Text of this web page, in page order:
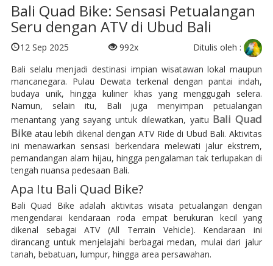
Bali Quad Bike: Sensasi Petualangan
Seru dengan ATV di Ubud Bali
12 Sep 2025 992x
Ditulis oleh :
Bali selalu menjadi destinasi impian wisatawan lokal maupun
mancanegara. Pulau Dewata terkenal dengan pantai indah,
budaya unik, hingga kuliner khas yang menggugah selera.
Namun, selain itu, Bali juga menyimpan petualangan
menantang yang sayang untuk dilewatkan, yaitu Bali Quad
Bikeatau lebih dikenal dengan ATV Ride di Ubud Bali. Aktivitas
ini menawarkan sensasi berkendara melewati jalur ekstrem,
pemandangan alam hijau, hingga pengalaman tak terlupakan di
tengah nuansa pedesaan Bali.
Apa Itu Bali Quad Bike?
Bali Quad Bike adalah aktivitas wisata petualangan dengan
mengendarai kendaraan roda empat berukuran kecil yang
dikenal sebagai ATV (All Terrain Vehicle). Kendaraan ini
dirancang untuk menjelajahi berbagai medan, mulai dari jalur
tanah, bebatuan, lumpur, hingga area persawahan.